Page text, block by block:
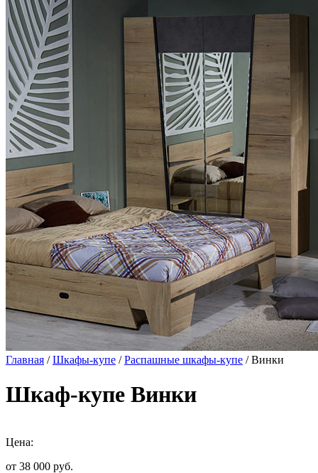
Главная /Шкафы-купе /Распашные шкафы-купе / Винки
Шкаф-купе Винки
Цена:
от 38 000 руб.